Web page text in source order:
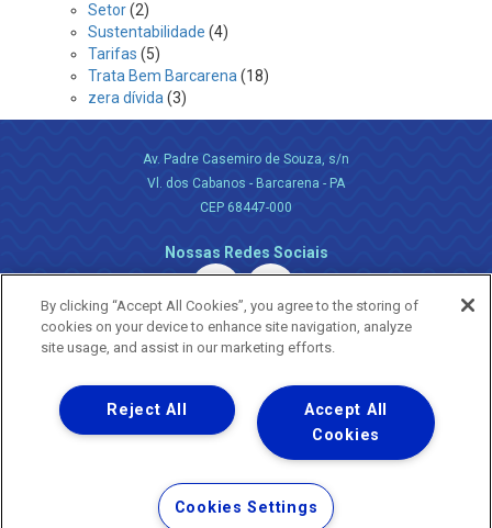
Setor(2)
Sustentabilidade (4)
Tarifas (5)
Trata Bem Barcarena (18)
zera dívida (3)
Av. Padre Casemiro de Souza, s/n
Vl. dos Cabanos - Barcarena - PA
CEP 68447-000
Nossas Redes Sociais
Uma empresa
Copyright ® 2026 - Todos os Direitos Reservados.
Nossa natureza movimenta a vida
Termos Gerais de Uso de Sites e Aplicativos
Política de Privacidade e Proteção de Dados
By clicking “Accept All Cookies”, you agree to the storing of
cookies on your device to enhance site navigation, analyze
site usage, and assist in our marketing efforts.
Accept All
Cookies
Reject All
Cookies Settings